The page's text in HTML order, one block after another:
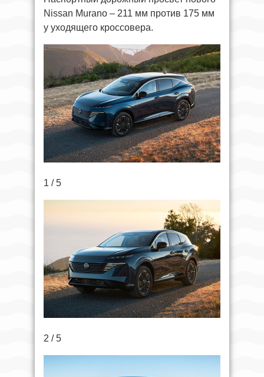
Nissan Murano – 211 мм против 175 мм
у уходящего кроссовера.
1 / 5
2 / 5